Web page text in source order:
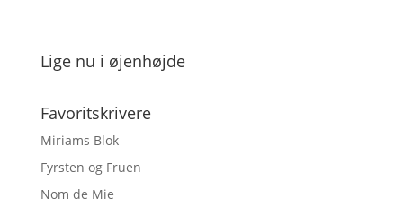
Lige nu i øjenhøjde
Favoritskrivere
Miriams Blok
Fyrsten og Fruen
Nom de Mie